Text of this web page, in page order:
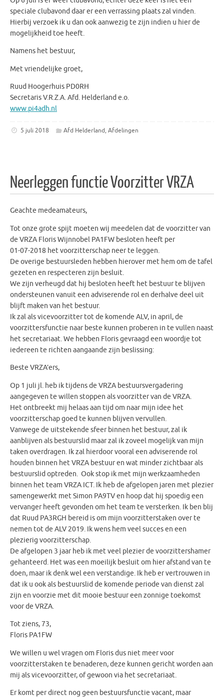
speciale clubavond daar er een verrassing plaats zal vinden.
Hierbij verzoek ik u dan ook aanwezig te zijn indien u hier de
mogelijkheid toe heeft.
Namens het bestuur,
Met vriendelijke groet,
Ruud Hoogerhuis PD0RH
Secretaris V.R.Z.A. Afd. Helderland e.o.
www.pi4adh.nl
5 juli 2018 Afd Helderland,Afdelingen
Neerleggen functie Voorzitter VRZA
Geachte medeamateurs,
Tot onze grote spijt moeten wij meedelen dat de voorzitter van
de VRZA Floris Wijnnobel PA1FW besloten heeft per
01-07-2018 het voorzitterschap neer te leggen.
De overige bestuursleden hebben hierover met hem om de tafel
gezeten en respecteren zijn besluit.
We zijn verheugd dat hij besloten heeft het bestuur te blijven
ondersteunen vanuit een adviserende rol en derhalve deel uit
blijft maken van het bestuur.
Ik zal als vicevoorzitter tot de komende ALV, in april, de
voorzittersfunctie naar beste kunnen proberen in te vullen naast
het secretariaat. We hebben Floris gevraagd een woordje tot
iedereen te richten aangaande zijn beslissing:
Beste VRZA’ers,
Op 1 juli jl. heb ik tijdens de VRZA bestuursvergadering
aangegeven te willen stoppen als voorzitter van de VRZA.
Het ontbreekt mij helaas aan tijd om naar mijn idee het
voorzitterschap goed te kunnen blijven vervullen.
Vanwege de uitstekende sfeer binnen het bestuur, zal ik
aanblijven als bestuurslid maar zal ik zoveel mogelijk van mijn
taken overdragen. Ik zal hierdoor vooral een adviserende rol
houden binnen het VRZA bestuur en wat minder zichtbaar als
bestuurslid optreden. Ook stop ik met mijn werkzaamheden
binnen het team VRZA ICT. Ik heb de afgelopen jaren met plezier
samengewerkt met Simon PA9TV en hoop dat hij spoedig een
vervanger heeft gevonden om het team te versterken. Ik ben blij
dat Ruud PA3RGH bereid is om mijn voorzitterstaken over te
nemen tot de ALV 2019. Ik wens hem veel succes en een
plezierig voorzitterschap.
De afgelopen 3 jaar heb ik met veel plezier de voorzittershamer
gehanteerd. Het was een moeilijk besluit om hier afstand van te
doen, maar ik denk wel een verstandige. Ik heb er vertrouwen in
dat ik u ook als bestuurslid de komende periode van dienst zal
zijn en voorzie met dit mooie bestuur een zonnige toekomst
voor de VRZA.
Tot ziens, 73,
Floris PA1FW
We willen u wel vragen om Floris dus niet meer voor
voorzitterstaken te benaderen, deze kunnen gericht worden aan
mij als vicevoorzitter, of gewoon via het secretariaat.
Er komt per direct nog geen bestuursfunctie vacant, maar